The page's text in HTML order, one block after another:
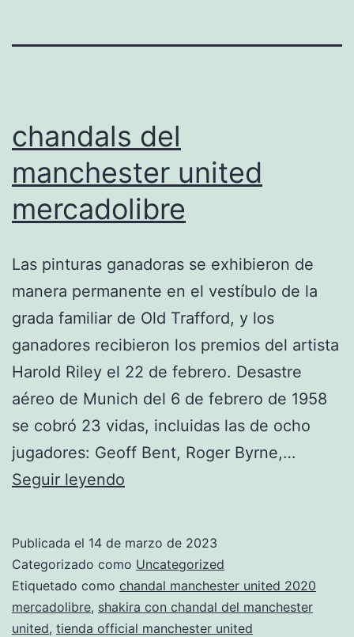
chandals del
manchester united
mercadolibre
Las pinturas ganadoras se exhibieron de
manera permanente en el vestíbulo de la
grada familiar de Old Trafford, y los
ganadores recibieron los premios del artista
Harold Riley el 22 de febrero. Desastre
aéreo de Munich del 6 de febrero de 1958
se cobró 23 vidas, incluidas las de ocho
jugadores: Geoff Bent, Roger Byrne,…
Seguir leyendo
united
mercadolibre
Publicada el 14 de marzo de 2023
Categorizado como Uncategorized
Etiquetado como chandal manchester united 2020
mercadolibre, shakira con chandal del manchester
united, tienda official manchester united